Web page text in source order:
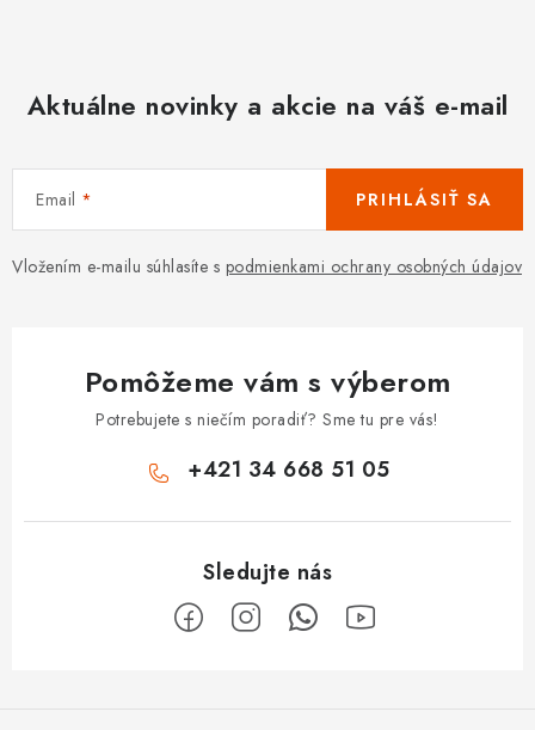
Aktuálne novinky a akcie na váš e-mail
Email
Vložením e-mailu súhlasíte s podmienkami ochrany osobných údajov
PRIHLÁSIŤ SA
Pomôžeme vám s výberom
Potrebujete s niečím poradiť? Sme tu pre vás!
+421 34 668 51 05